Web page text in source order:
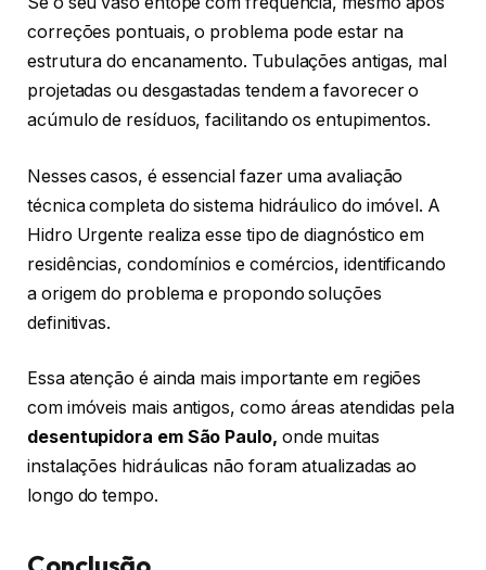
correções pontuais, o problema pode estar na
estrutura do encanamento. Tubulações antigas, mal
projetadas ou desgastadas tendem a favorecer o
acúmulo de resíduos, facilitando os entupimentos.
Nesses casos, é essencial fazer uma avaliação
técnica completa do sistema hidráulico do imóvel. A
Hidro Urgente realiza esse tipo de diagnóstico em
residências, condomínios e comércios, identificando
a origem do problema e propondo soluções
definitivas.
Essa atenção é ainda mais importante em regiões
com imóveis mais antigos, como áreas atendidas pela
desentupidora em São Paulo, onde muitas
instalações hidráulicas não foram atualizadas ao
longo do tempo.